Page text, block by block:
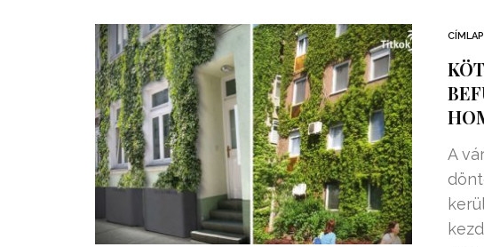
A
99,13%-OS HATÉKONYSÁGGAL
NULLÁZZA AZ
EZ A MOTOR!